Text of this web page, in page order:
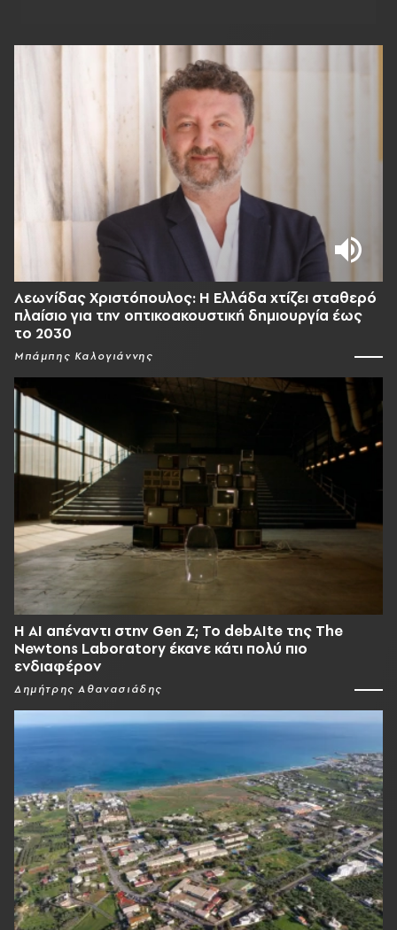
Λεωνίδας Χριστόπουλος: Η Ελλάδα χτίζει σταθερό
πλαίσιο για την οπτικοακουστική δημιουργία έως
το 2030
Μπάμπης Καλογιάννης
Η AI απέναντι στην Gen Z; Το debAIte της The
Newtons Laboratory έκανε κάτι πολύ πιο
ενδιαφέρον
Δημήτρης Αθανασιάδης